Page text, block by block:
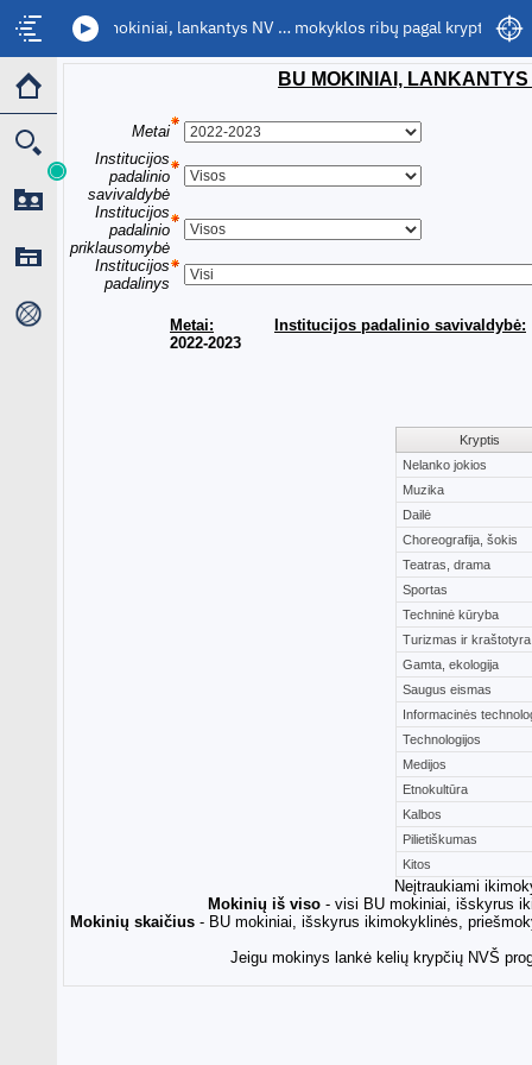
BU mokiniai, lankantys NV … mokyklos ribų pagal kryptis